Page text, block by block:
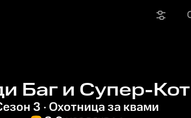
Баг и Супер-Кот
3 · Охотница за квами